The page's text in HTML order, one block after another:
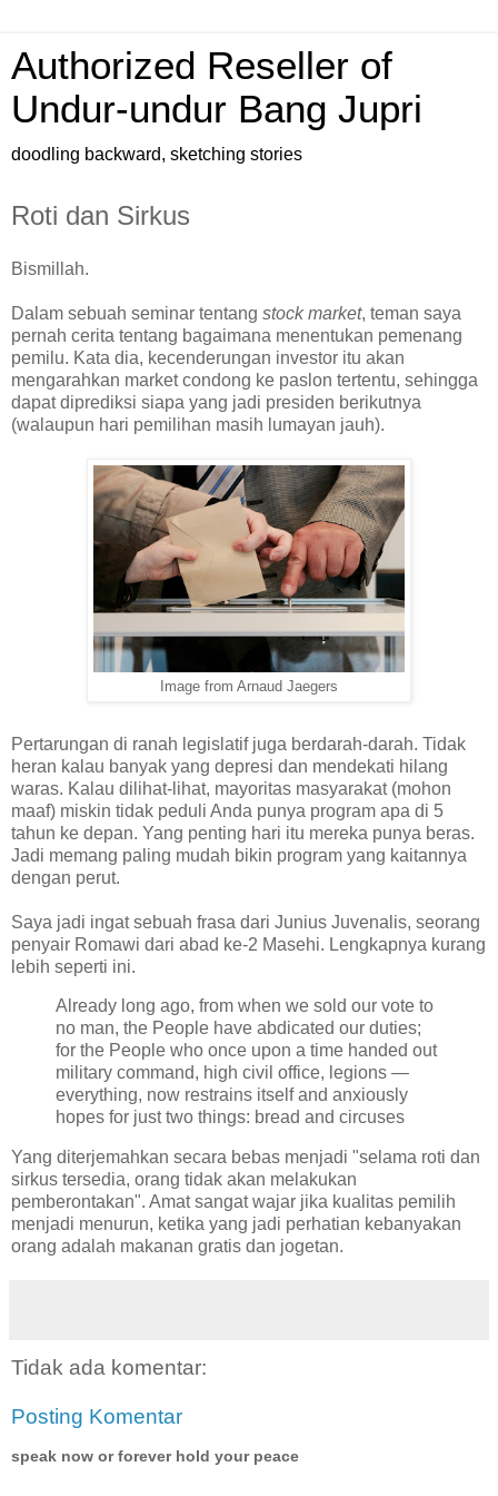
Authorized Reseller of
Undur-undur Bang Jupri
doodling backward, sketching stories
Roti dan Sirkus
Bismillah.
Dalam sebuah seminar tentang stock market, teman saya
pernah cerita tentang bagaimana menentukan pemenang
pemilu. Kata dia, kecenderungan investor itu akan
mengarahkan market condong ke paslon tertentu, sehingga
dapat diprediksi siapa yang jadi presiden berikutnya
(walaupun hari pemilihan masih lumayan jauh).
Image from Arnaud Jaegers
Pertarungan di ranah legislatif juga berdarah-darah. Tidak
heran kalau banyak yang depresi dan mendekati hilang
waras. Kalau dilihat-lihat, mayoritas masyarakat (mohon
maaf) miskin tidak peduli Anda punya program apa di 5
tahun ke depan. Yang penting hari itu mereka punya beras.
Jadi memang paling mudah bikin program yang kaitannya
dengan perut.
Saya jadi ingat sebuah frasa dari Junius Juvenalis, seorang
penyair Romawi dari abad ke-2 Masehi. Lengkapnya kurang
lebih seperti ini.
Already long ago, from when we sold our vote to
no man, the People have abdicated our duties;
for the People who once upon a time handed out
military command, high civil office, legions —
everything, now restrains itself and anxiously
hopes for just two things: bread and circuses
Yang diterjemahkan secara bebas menjadi "selama roti dan
sirkus tersedia, orang tidak akan melakukan
pemberontakan". Amat sangat wajar jika kualitas pemilih
menjadi menurun, ketika yang jadi perhatian kebanyakan
orang adalah makanan gratis dan jogetan.
Tidak ada komentar:
Posting Komentar
speak now or forever hold your peace